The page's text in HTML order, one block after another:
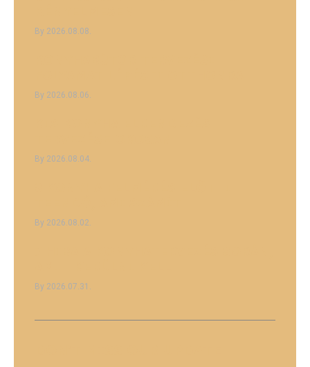
2026.08.08.
2026.08.06.
2026.08.04.
2026.08.02.
2026.07.31.